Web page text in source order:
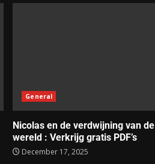
General
Nicolas en de verdwijning van de
wereld : Verkrijg gratis PDF’s
December 17, 2025